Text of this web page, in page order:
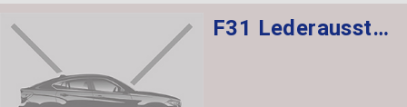
F31 Lederausstattung, Sportsitze mit Sitzheizung vorne,